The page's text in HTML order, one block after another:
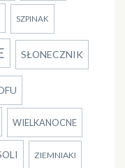
SZPINAK
SŁONECZNIK
WIELKANOCNE
ZIEMNIAKI